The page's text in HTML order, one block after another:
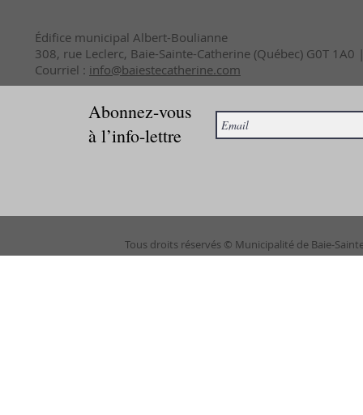
Édifice municipal Albert-Boulianne
308, rue Leclerc, Baie-Sainte-Catherine (Québec) G0T
Courriel : info@baiestecatherine.com
Abonnez-vous
à l’info-lettre
Tous droits réservés © Municipalité de Baie-